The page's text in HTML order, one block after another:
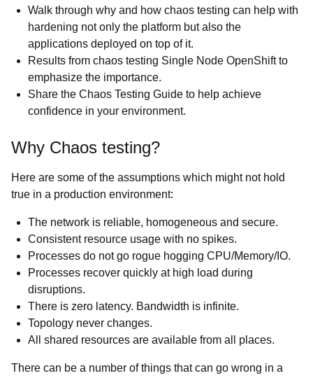
Walk through why and how chaos testing can help with
hardening not only the platform but also the
applications deployed on top of it.
Results from chaos testing Single Node OpenShift to
emphasize the importance.
Share the Chaos Testing Guide to help achieve
confidence in your environment.
Why Chaos testing?
Here are some of the assumptions which might not hold
true in a production environment:
The network is reliable, homogeneous and secure.
Consistent resource usage with no spikes.
Processes do not go rogue hogging CPU/Memory/IO.
Processes recover quickly at high load during
disruptions.
There is zero latency. Bandwidth is infinite.
Topology never changes.
All shared resources are available from all places.
There can be a number of things that can go wrong in a